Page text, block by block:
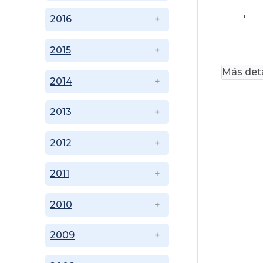
2009
2010
2011
2012
2013
2014
2015
2016 '
Más